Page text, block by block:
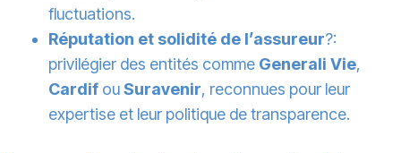
fluctuations.
Réputation et solidité de l’assureur?:
privilégier des entités comme Generali Vie,
Cardif ouSuravenir, reconnues pour leur
expertise et leur politique de transparence.